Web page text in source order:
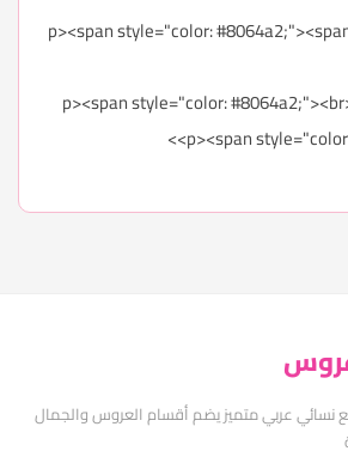
<p><span style="color:
<p><span style="color:
<p><span
عربي متميز يضم أقسام العروس والجمال